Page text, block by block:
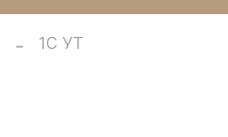
1С УТ